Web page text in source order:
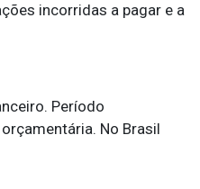
incorridas a pagar e a
Período
No Brasil